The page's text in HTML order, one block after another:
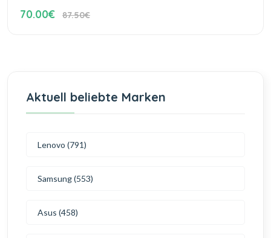
70.00€ 87.50€
Aktuell beliebte Marken
Lenovo (791)
Samsung (553)
Asus (458)